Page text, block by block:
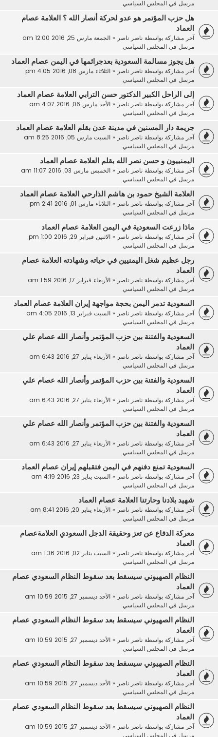
مرسل في المجلس السياسي
هل حزب المؤتمر هو عدو لحركة أنصار الله ؟ العلامة عصام
العماد
آخر مشاركة بواسطة ناصر ناصر« الجمعة مارس 25, 2016 12:00 am
مرسل في المجلس السياسي
هل يجوز مسالمة السعودية بعدجرائمها في اليمن عصام العماد
آخر مشاركة بواسطة ناصر ناصر« الثلاثاء مارس 08, 2016 4:05 pm
مرسل في المجلس السياسي
إلى الراحل الكبير الدكتور حسن الترابي العلامة عصام العماد
آخر مشاركة بواسطة ناصر ناصر« الأحد مارس 06, 2016 4:07 am
مرسل في المجلس السياسي
جريمة دار المسنين في مدينة عدن بقلم العلامة عصام العماد
آخر مشاركة بواسطة ناصر ناصر« السبت مارس 05, 2016 8:25 am
مرسل في المجلس السياسي
اليمنييون و حسن نصر الله بقلم العلامة عصام العماد
آخر مشاركة بواسطة ناصر ناصر« الخميس مارس 03, 2016 11:07 am
مرسل في المجلس السياسي
العلامة الشيخ حمود بن هاشم الذارحي العلامة عصام العماد
آخر مشاركة بواسطة ناصر ناصر« الثلاثاء مارس 01, 2016 2:41 pm
مرسل في المجلس السياسي
ماذا زرعت السعودية في اليمن العلامة عصام العماد
آخر مشاركة بواسطة ناصر ناصر« الاثنين فبراير 29, 2016 1:00 pm
مرسل في المجلس السياسي
رجل عظيم شغل اليمنيين في حياته وشهادته العلامة عصام
العماد
آخر مشاركة بواسطة ناصر ناصر« الأربعاء فبراير 17, 2016 1:59 am
مرسل في المجلس السياسي
السعودية تدمر اليمن بحجة مواجهة إيران العلامة عصام العماد
آخر مشاركة بواسطة ناصر ناصر« السبت فبراير 13, 2016 4:05 am
مرسل في المجلس السياسي
السعودية والفتنة بين حزب المؤتمر وأنصار الله عصام علي
العماد
آخر مشاركة بواسطة ناصر ناصر« الأربعاء يناير 27, 2016 6:43 am
مرسل في المجلس السياسي
السعودية والفتنة بين حزب المؤتمر وأنصار الله عصام علي
العماد
آخر مشاركة بواسطة ناصر ناصر« الأربعاء يناير 27, 2016 6:43 am
مرسل في المجلس السياسي
السعودية والفتنة بين حزب المؤتمر وأنصار الله عصام علي
العماد
آخر مشاركة بواسطة ناصر ناصر« الأربعاء يناير 27, 2016 6:43 am
مرسل في المجلس السياسي
السعودية تمنع دفنهم في اليمن فتقبلهم إيران عصام العماد
آخر مشاركة بواسطة ناصر ناصر« السبت يناير 23, 2016 4:19 am
مرسل في المجلس السياسي
شهيد بلادنا وحارتنا العلامة عصام العماد
آخر مشاركة بواسطة ناصر ناصر« الأربعاء يناير 20, 2016 8:41 am
مرسل في المجلس السياسي
معركة الدفاع عن تعز وحقيقة الدجل السعودي العلامةعصام
العماد
آخر مشاركة بواسطة ناصر ناصر« السبت يناير 02, 2016 1:36 am
مرسل في المجلس السياسي
النظام الصهيوني سيسقط بعد سقوط النظام السعودي عصام
العماد
آخر مشاركة بواسطة ناصر ناصر« الأحد ديسمبر 27, 2015 10:59 am
مرسل في المجلس السياسي
النظام الصهيوني سيسقط بعد سقوط النظام السعودي عصام
العماد
آخر مشاركة بواسطة ناصر ناصر« الأحد ديسمبر 27, 2015 10:59 am
مرسل في المجلس السياسي
النظام الصهيوني سيسقط بعد سقوط النظام السعودي عصام
العماد
آخر مشاركة بواسطة ناصر ناصر« الأحد ديسمبر 27, 2015 10:59 am
مرسل في المجلس السياسي
النظام الصهيوني سيسقط بعد سقوط النظام السعودي عصام
العماد
آخر مشاركة بواسطة ناصر ناصر« الأحد ديسمبر 27, 2015 10:59 am